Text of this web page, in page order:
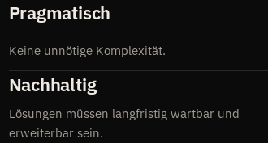
Pragmatisch
Keine unnötige Komplexität.
Nachhaltig
Lösungen müssen langfristig wartbar und
erweiterbar sein.